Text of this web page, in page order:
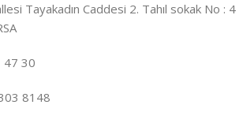
Tayakadın Caddesi 2. Tahıl sokak No : 4
47 30
8148